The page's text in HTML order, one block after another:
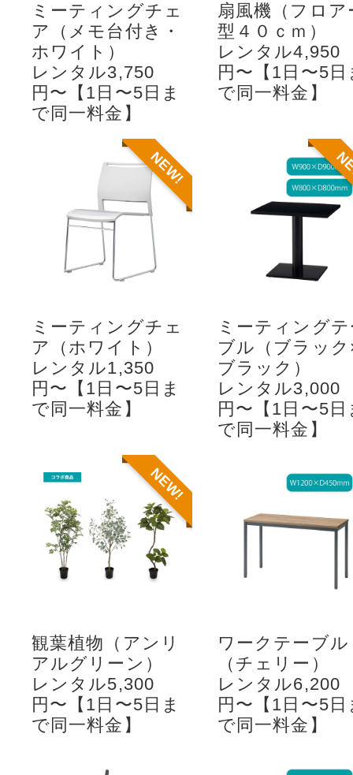
ミーティングチェ
ア（メモ台付き・
ホワイト）
レンタル3,750
円〜【1日〜5日ま
で同一料金】
扇風機（フロア
型４０ｃｍ）
レンタル4,950
円〜【1日〜5日
で同一料金】
ミーティングチェ
ア（ホワイト）
レンタル1,350
円〜【1日〜5日ま
で同一料金】
NEW!
ミーティング
ブル（ブラッ
ブラック）
レンタル3,000
円〜【1日〜5日
で同一料金】
観葉植物（アンリ
アルグリーン）
レンタル5,300
円〜【1日〜5日ま
で同一料金】
NEW!
ワークテーブル
（チェリー）
レンタル6,200
円〜【1日〜5日
で同一料金】